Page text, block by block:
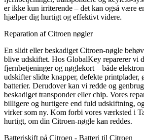
er ikke kun irriterende – det kan også være
hjælper dig hurtigt og effektivt videre.
Reparation af Citroen nøgler
En slidt eller beskadiget Citroen-nøgle
blive udskiftet. Hos GlobalKey reparerer vi
fjernbetjeninger og nøglekort – både
udskifter slidte knapper, defekte printplader,
batterier. Derudover kan vi redde og
beskadiget transponder eller chip. Vores
billigere og hurtigere end fuld udskiftning,
virker som ny. Kom forbi vores værksted i
hurtigt, om din Citroen-nøgle kan reddes.
Batteriskift på Citroen - Batteri til Citroen